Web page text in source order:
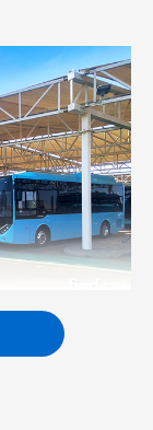
后，究竟隐